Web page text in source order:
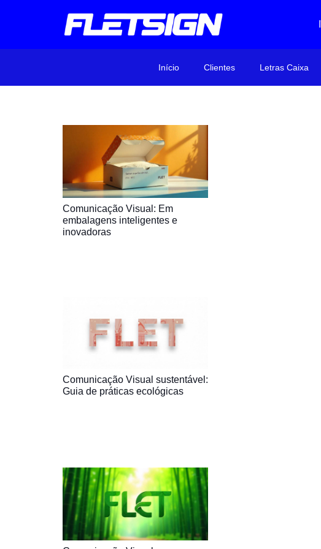
Início Clientes Letras Caixa
Comunicação Visual: Em
embalagens inteligentes e
inovadoras
Comunicação Visual sustentável:
Guia de práticas ecológicas